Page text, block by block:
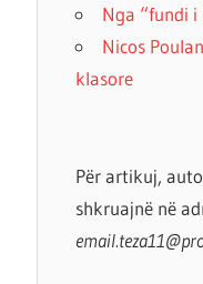
Nga “fundi i
Nicos
klasore
Për artikuj,
shkruajnë në